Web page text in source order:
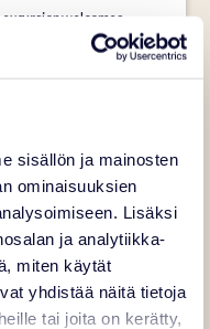
sisällön ja mainosten
ominaisuuksien
Lisäksi
ja analytiikka-
miten käytät
yhdistää näitä tietoja
tai joita on kerätty,
welcomes
a perfect way to
FOR
CHILDREN
ADULTS